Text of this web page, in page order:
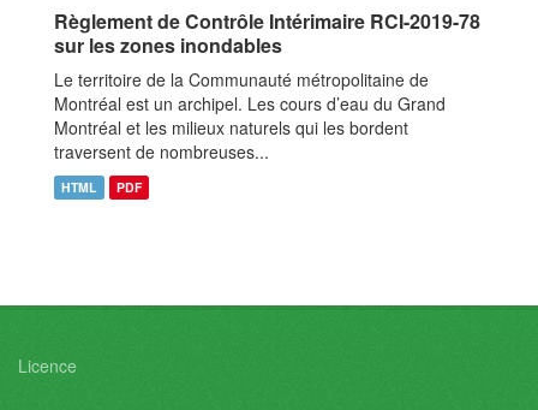
Règlement de Contrôle Intérimaire RCI-2019-78
sur les zones inondables
Le territoire de la Communauté métropolitaine de
Montréal est un archipel. Les cours d’eau du Grand
Montréal et les milieux naturels qui les bordent
traversent de nombreuses...
HTML PDF
Licence